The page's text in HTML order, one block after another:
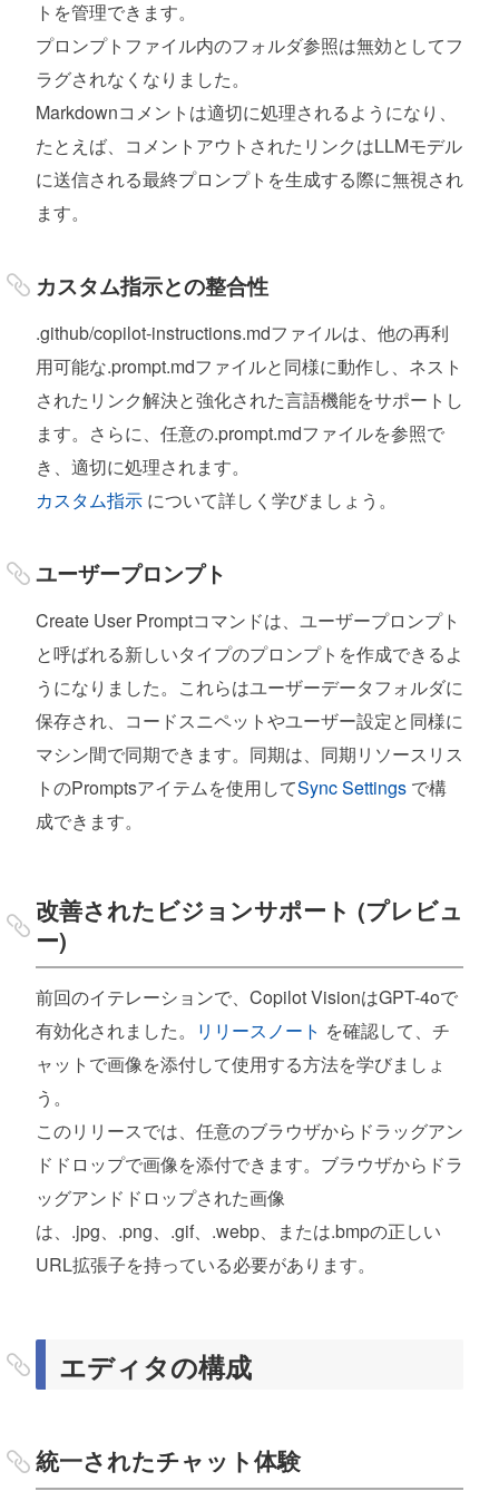
トを管理できます。
プロンプトファイル内のフォルダ参照は無効としてフ
ラグされなくなりました。
Markdownコメントは適切に処理されるようになり、
たとえば、コメントアウトされたリンクはLLMモデル
に送信される最終プロンプトを生成する際に無視され
ます。
カスタム指示との整合性
.github/copilot-instructions.mdファイルは、他の再利
用可能な.prompt.mdファイルと同様に動作し、ネスト
されたリンク解決と強化された言語機能をサポートし
ます。さらに、任意の.prompt.mdファイルを参照で
き、適切に処理されます。
カスタム指示 について詳しく学びましょう。
ユーザープロンプト
Create User Promptコマンドは、ユーザープロンプト
と呼ばれる新しいタイプのプロンプトを作成できるよ
うになりました。これらはユーザーデータフォルダに
保存され、コードスニペットやユーザー設定と同様に
マシン間で同期できます。同期は、同期リソースリス
トのPromptsアイテムを使用してSync Settings で構
成できます。
改善されたビジョンサポート (プレビュ
ー)
前回のイテレーションで、Copilot VisionはGPT-4oで
有効化されました。
リリースノート を確認して、チ
ャットで画像を添付して使用する方法を学びましょ
う。
このリリースでは、任意のブラウザからドラッグアン
ドドロップで画像を添付できます。ブラウザからドラ
ッグアンドドロップされた画像
は、.jpg、.png、.gif、.webp、または.bmpの正しい
URL拡張子を持っている必要があります。
エディタの構成
統一されたチャット体験